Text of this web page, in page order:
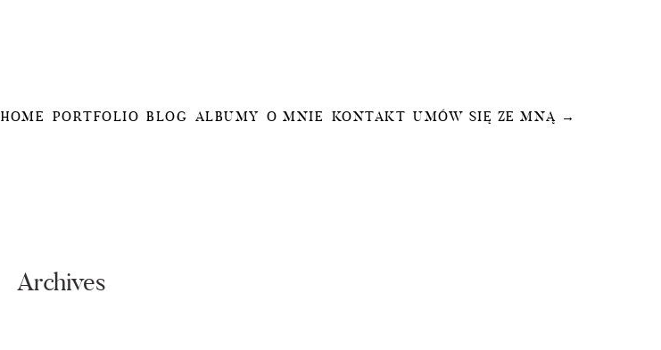
HOME PORTFOLIO BLOG ALBUMY O MNIE KONTAKT UMÓW SIĘ ZE MNĄ →
Archives